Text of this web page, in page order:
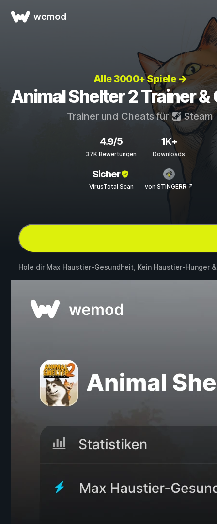
wemod
Alle 3000+ Spiele →
Animal Shelter 2 Trainer &
Trainer und Cheats für Steam
4.9/5
37K Bewertungen
1K+
Downloads
Sicher
VirusTotal Scan von STiNGERR ↗
Hole dir Max Haustier-Gesundheit, Kein Haustier-Hunger